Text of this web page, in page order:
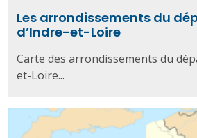
Les arrondissements du
d’Indre-et-Loire
Carte des arrondissements du
et-Loire...